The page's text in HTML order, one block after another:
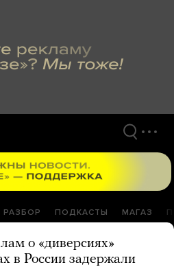
РАЗБОР ПОДКАСТЫ МАГАЗ
о «диверсиях»
в России задержали